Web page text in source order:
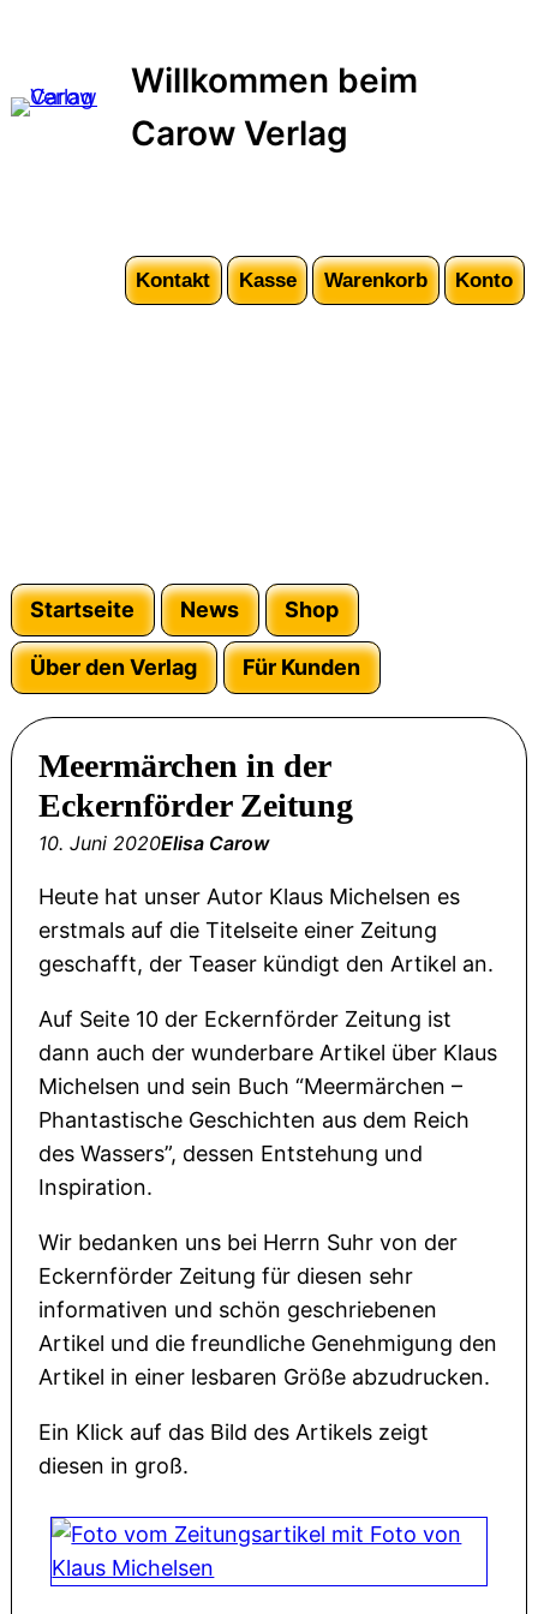
springen
Willkommen beim
Carow Verlag
Kontakt Kasse Warenkorb Konto
Startseite News Shop
Über den Verlag Für Kunden
Meermärchen in der
Eckernförder Zeitung
10. Juni 2020Elisa Carow
Heute hat unser Autor Klaus Michelsen es
erstmals auf die Titelseite einer Zeitung
geschafft, der Teaser kündigt den Artikel an.
Auf Seite 10 der Eckernförder Zeitung ist
dann auch der wunderbare Artikel über Klaus
Michelsen und sein Buch “Meermärchen –
Phantastische Geschichten aus dem Reich
des Wassers”, dessen Entstehung und
Inspiration.
Wir bedanken uns bei Herrn Suhr von der
Eckernförder Zeitung für diesen sehr
informativen und schön geschriebenen
Artikel und die freundliche Genehmigung den
Artikel in einer lesbaren Größe abzudrucken.
Ein Klick auf das Bild des Artikels zeigt
diesen in groß.